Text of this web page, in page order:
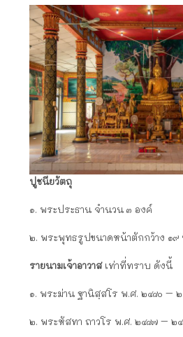
ปูชนียวัตถุ
๑. พระประธาน จำนวน ๓ องค์
๒. พระพุทธรูปขนาดหน้าตักกว้าง ๑๙
รายนามเจ้าอาวาส เท่าที่ทราบ ดังนี้
๑. พระม่าน ฐานิสฺสโร พ.ศ. ๒๔๘๐ – ๒
๒. พระหัสทา ถาวโร พ.ศ. ๒๔๘๗ – ๒